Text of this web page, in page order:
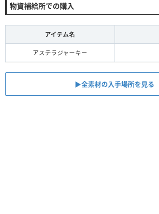
物資補給所での購入
アイテム名
アステラジャーキー
▶全素材の入手場所を見る